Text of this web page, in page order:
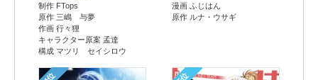
制作 FTops
原作 三嶋 与夢
作画 行々狸
キャラクター原案 孟達
構成 マツリ セイシロウ
漫画 ふじはん
原作 ルナ・ウサギ